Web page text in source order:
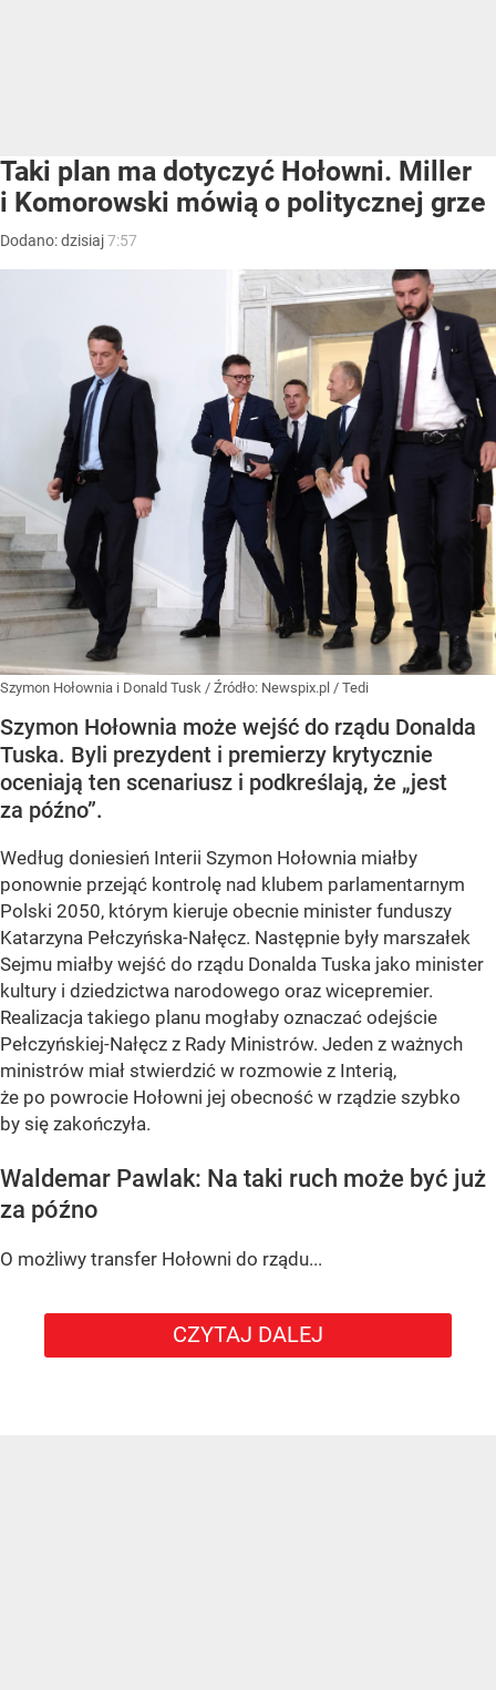
Taki plan ma dotyczyć Hołowni. Miller
i Komorowski mówią o politycznej grze
Dodano:dzisiaj7:57
Szymon Hołownia i Donald Tusk / Źródło: Newspix.pl / Tedi
Szymon Hołownia może wejść do rządu Donalda
Tuska. Byli prezydent i premierzy krytycznie
oceniają ten scenariusz i podkreślają, że „jest
za późno”.
Według doniesień Interii Szymon Hołownia miałby
ponownie przejąć kontrolę nad klubem parlamentarnym
Polski 2050, którym kieruje obecnie minister funduszy
Katarzyna Pełczyńska-Nałęcz. Następnie były marszałek
Sejmu miałby wejść do rządu Donalda Tuska jako minister
kultury i dziedzictwa narodowego oraz wicepremier.
Realizacja takiego planu mogłaby oznaczać odejście
Pełczyńskiej-Nałęcz z Rady Ministrów. Jeden z ważnych
ministrów miał stwierdzić w rozmowie z Interią,
że po powrocie Hołowni jej obecność w rządzie szybko
by się zakończyła.
Waldemar Pawlak: Na taki ruch może być już
za późno
O możliwy transfer Hołowni do rządu...
CZYTAJ DALEJ